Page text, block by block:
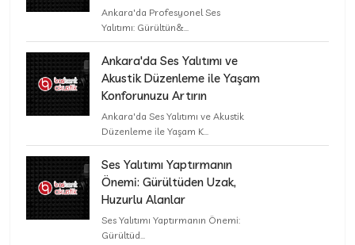
Ankara'da Profesyonel Ses
Yalıtımı: Gürültün&...
Ankara'da Ses Yalıtımı ve
Akustik Düzenleme ile Yaşam
Konforunuzu Artırın
Ankara'da Ses Yalıtımı ve Akustik
Düzenleme ile Yaşam K...
Ses Yalıtımı Yaptırmanın
Önemi: Gürültüden Uzak,
Huzurlu Alanlar
Ses Yalıtımı Yaptırmanın Önemi:
Gürültüd...